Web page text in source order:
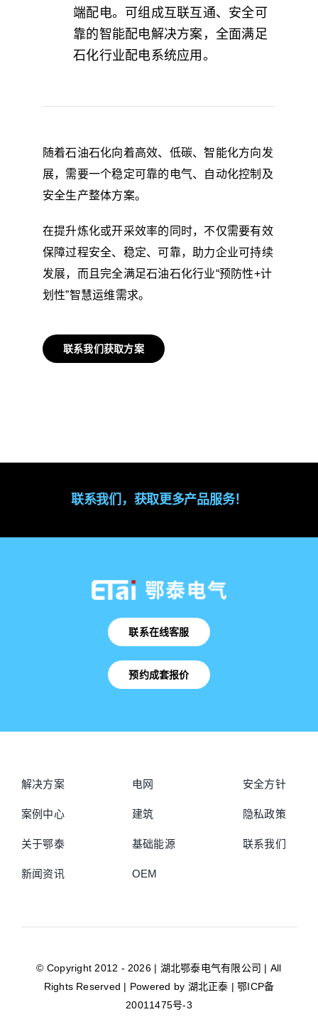
端配电。可组成互联互通、安全可
靠的智能配电解决方案，全面满足
石化行业配电系统应用。
随着石油石化向着高效、低碳、智能化方向发
展，需要一个稳定可靠的电气、自动化控制及
安全生产整体方案。
在提升炼化或开采效率的同时，不仅需要有效
保障过程安全、稳定、可靠，助力企业可持续
发展，而且完全满足石油石化行业“预防性+计
划性”智慧运维需求。
联系我们获取方案
联系我们，获取更多产品服务！
联系在线客服
预约成套报价
解决方案
案例中心
关于鄂泰
新闻资讯
电网
建筑
基础能源
OEM
安全方针
隐私政策
联系我们
© Copyright 2012 - 2026 | 湖北鄂泰电气有限公司 | All
Rights Reserved | Powered by 湖北正泰 |鄂ICP备
20011475号-3